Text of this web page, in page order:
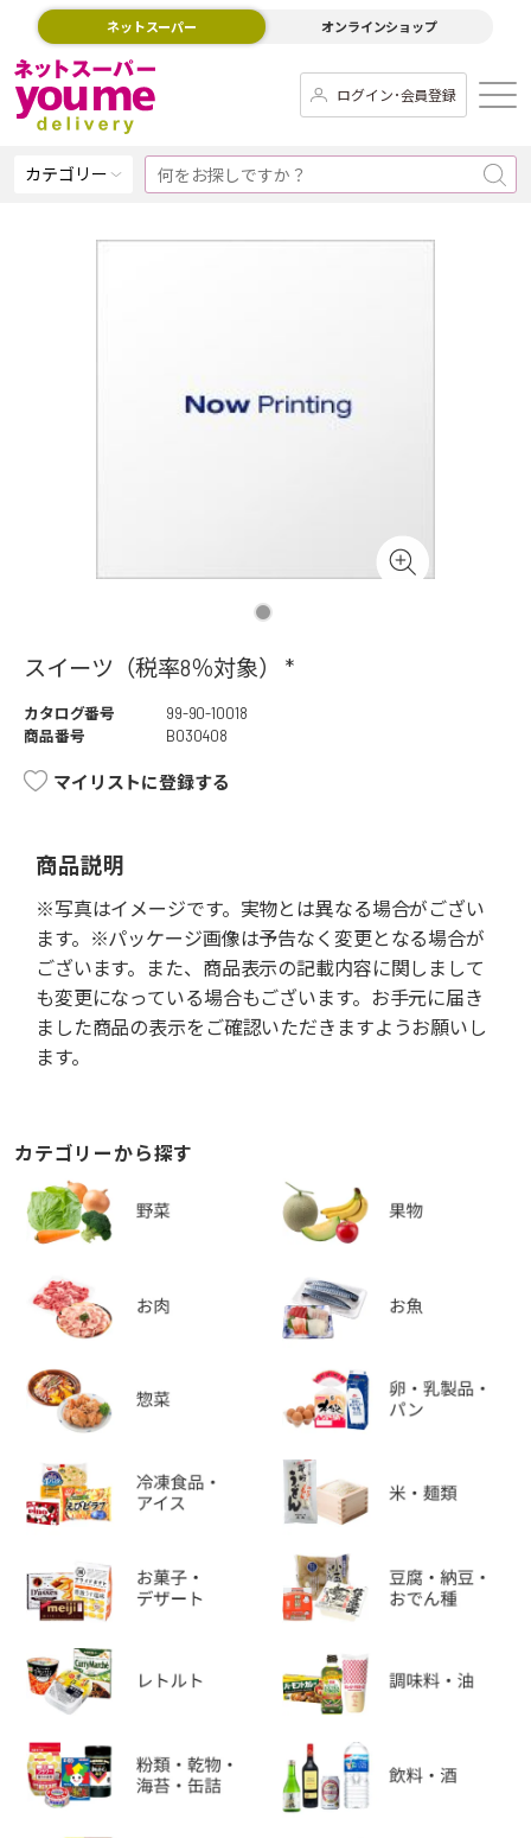
ネットスーパー オンラインショップ
ログイン･会員登録
カテゴリー
スイーツ（税率8％対象） *
カタログ番号
99-90-10018
商品番号
B030408
マイリストに登録する
商品説明
※写真はイメージです。実物とは異なる場合がござい
ます。※パッケージ画像は予告なく変更となる場合が
ございます。また、商品表示の記載内容に関しまして
も変更になっている場合もございます。お手元に届き
ました商品の表示をご確認いただきますようお願いし
ます。
カテゴリーから探す